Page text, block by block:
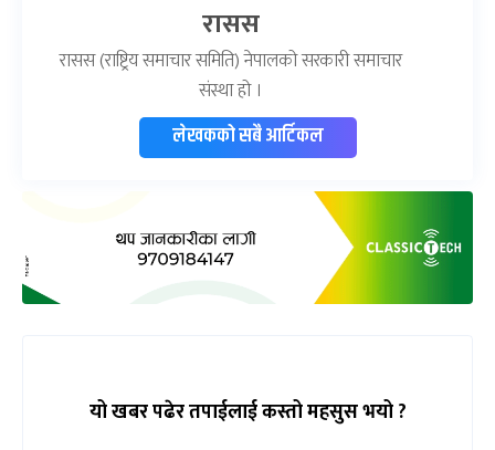
रासस
रासस (राष्ट्रिय समाचार समिति) नेपालको सरकारी समाचार
संस्था हो ।
लेखकको सबै आर्टिकल
यो खबर पढेर तपाईलाई कस्तो महसुस भयो ?